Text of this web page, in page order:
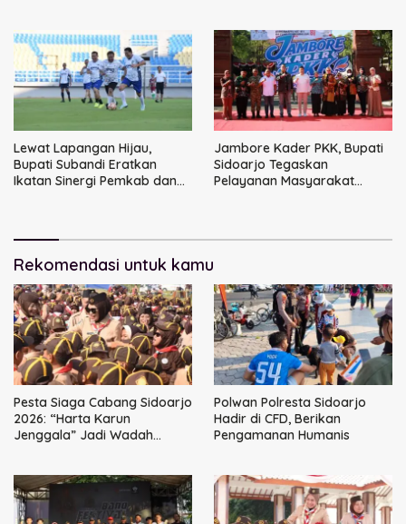
Lewat Lapangan Hijau,
Bupati Subandi Eratkan
Ikatan Sinergi Pemkab dan
Jambore Kader PKK, Bupati
Sidoarjo Tegaskan
Pelayanan Masyarakat
Rekomendasi untuk kamu
Pesta Siaga Cabang Sidoarjo
2026: “Harta Karun
Jenggala” Jadi Wadah
Polwan Polresta Sidoarjo
Hadir di CFD, Berikan
Pengamanan Humanis